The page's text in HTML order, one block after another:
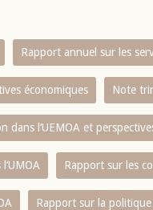
Rapport annuel sur les
économiques Note
dans l‘UEMOA et
Rapport sur les
Rapport sur la